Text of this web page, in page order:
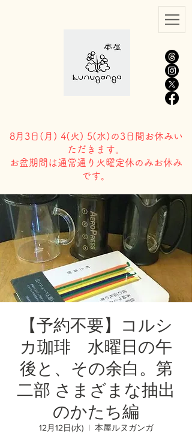
8月3日( 月) 4(火) 5(水)の3日間お休みい
ただきます。
​お盆期間は通常通り火曜定休のみお休み
です。
【予約不要】コルシ
カ珈琲 水曜日の午
後と、その余白。第
二部 さまざまな抽出
のかたち編
12月12日(水)
  |
本屋ルヌガンガ